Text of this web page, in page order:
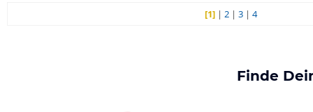
[1] |2 |3 |4
Finde